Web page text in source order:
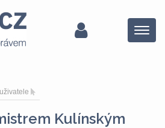
Menu
Kulínským